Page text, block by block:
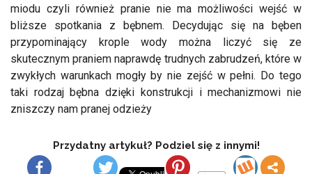
miodu czyli również pranie nie ma możliwości wejść w
bliższe spotkania z bębnem. Decydując się na bęben
przypominający krople wody można liczyć się ze
skutecznym praniem naprawdę trudnych zabrudzeń, które w
zwykłych warunkach mogły by nie zejść w pełni. Do tego
taki rodzaj bębna dzięki konstrukcji i mechanizmowi nie
zniszczy nam pranej odzieży
Przydatny artykuł? Podziel się z innymi!